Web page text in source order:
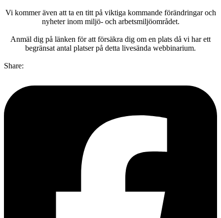
Vi kommer även att ta en titt på viktiga kommande förändringar och
nyheter inom miljö- och arbetsmiljöområdet.
Anmäl dig på länken för att försäkra dig om en plats då vi har ett
begränsat antal platser på detta livesända webbinarium.
Share: